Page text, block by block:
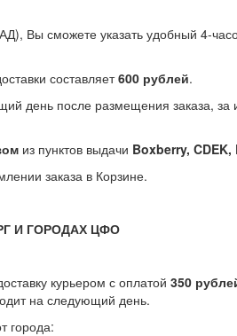
Вы сможете указать удобный 4-
составляет600 рублей.
день после размещения заказа,
из пунктов выдачи Boxberry,
заказа в Корзине.
И ГОРОДАХ ЦФО
курьером с оплатой 350
на следующий день.
города: